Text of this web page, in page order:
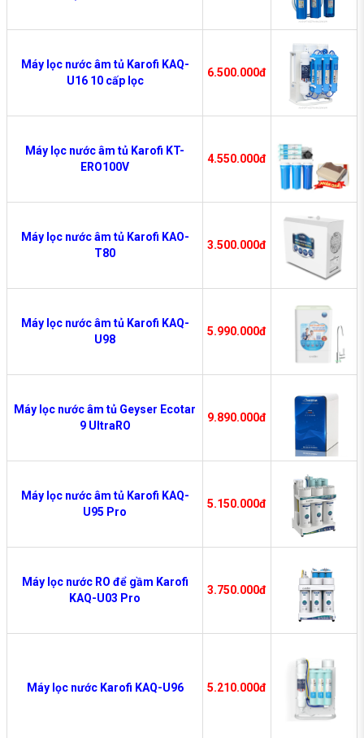
Máy lọc nước âm tủ Karofi KAQ-
U16 10 cấp lọc
6.500.000đ
Máy lọc nước âm tủ Karofi KT-
ERO100V
4.550.000đ
Máy lọc nước âm tủ Karofi KAO-
T80
3.500.000đ
Máy lọc nước âm tủ Karofi KAQ-
U98
5.990.000đ
Máy lọc nước âm tủ Geyser Ecotar
9 UltraRO
9.890.000đ
Máy lọc nước âm tủ Karofi KAQ-
U95 Pro
5.150.000đ
Máy lọc nước RO để gầm Karofi
KAQ-U03 Pro
3.750.000đ
Máy lọc nước Karofi KAQ-U96 5.210.000đ